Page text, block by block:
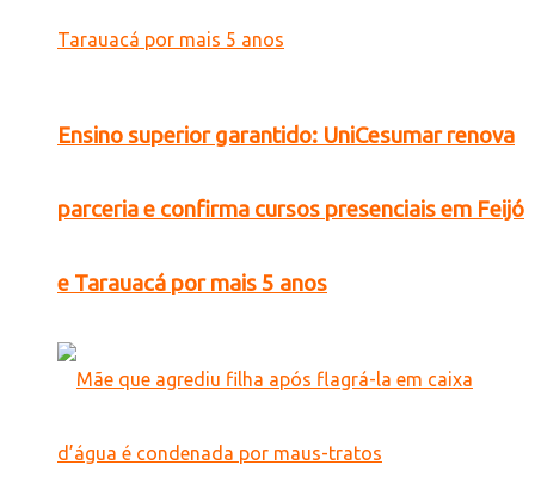
Ensino superior garantido: UniCesumar renova
parceria e confirma cursos presenciais em Feijó
e Tarauacá por mais 5 anos